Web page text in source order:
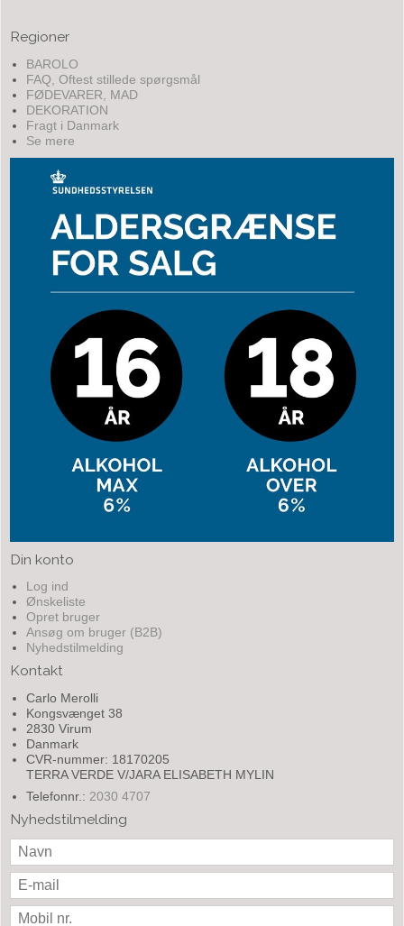
Regioner
BAROLO
FAQ, Oftest stillede spørgsmål
FØDEVARER, MAD
DEKORATION
Fragt i Danmark
Se mere
Din konto
Log ind
Ønskeliste
Opret bruger
Ansøg om bruger (B2B)
Nyhedstilmelding
Kontakt
Carlo Merolli
Kongsvænget 38
2830 Virum
Danmark
CVR-nummer: 18170205
TERRA VERDE V/JARA ELISABETH MYLIN
Telefonnr.: 2030 4707
Nyhedstilmelding